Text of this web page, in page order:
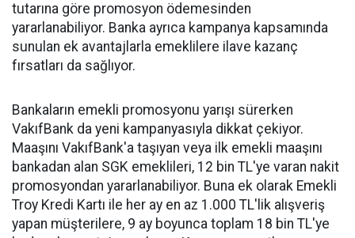
tutarına göre promosyon ödemesinden
yararlanabiliyor. Banka ayrıca kampanya kapsamında
sunulan ek avantajlarla emeklilere ilave kazanç
fırsatları da sağlıyor.
Bankaların emekli promosyonu yarışı sürerken
VakıfBank da yeni kampanyasıyla dikkat çekiyor.
Maaşını VakıfBank'a taşıyan veya ilk emekli maaşını
bankadan alan SGK emeklileri, 12 bin TL'ye varan nakit
promosyondan yararlanabiliyor. Buna ek olarak Emekli
Troy Kredi Kartı ile her ay en az 1.000 TL'lik alışveriş
yapan müşterilere, 9 ay boyunca toplam 18 bin TL'ye